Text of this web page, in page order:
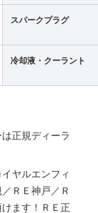
スパークプラグ
冷却液・クーラント
正規ディーラ
ヤルエンフィ
ＲＥ神戸／Ｒ
ます！ＲＥ正